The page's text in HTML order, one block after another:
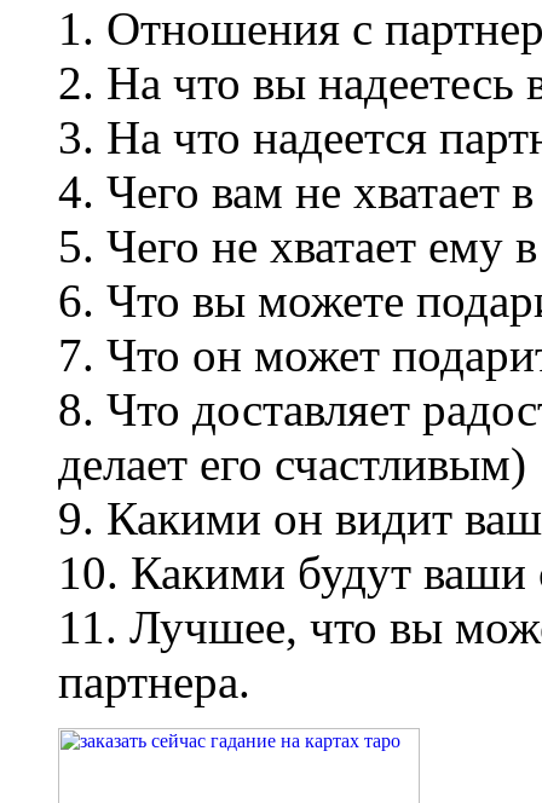
1. Отношения с
2. На что вы надеетесь
3. На что надеется
4. Чего вам не хватает
5. Чего не хватает ему
6. Что вы можете
7. Что он может
8. Что доставляет
делает его счастливым)
9. Какими он видит
10. Какими будут ваши
11. Лучшее, что вы
партнера.